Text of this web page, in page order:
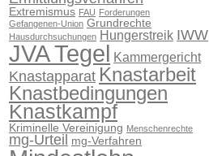
Extremismus FAU Forderungen
Gefangenen-Union Grundrechte
Hausdurchsuchungen Hungerstreik IWW
JVA Tegel Kammergericht
Knastapparat Knastarbeit
Knastbedingungen
Knastkampf
Kriminelle Vereinigung Menschenrechte
mg-Urteil mg-Verfahren